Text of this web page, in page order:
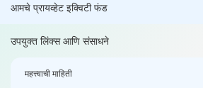
आमचे प्रायव्हेट इक्विटी फंड
उपयुक्त लिंक्स आणि संसाधने
महत्त्वाची माहिती